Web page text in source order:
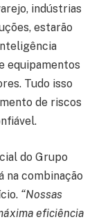
indústrias
estarão
equipamentos
Tudo isso
de riscos
do Grupo
na combinação
“Nossas
eficiência